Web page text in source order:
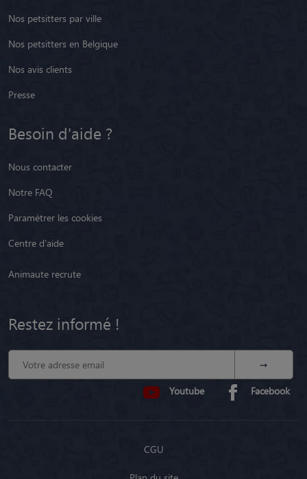
Nos petsitters par ville
Nos petsitters en Belgique
Nos avis clients
Presse
Besoin d'aide ?
Nous contacter
Notre FAQ
Paramétrer les cookies
Centre d'aide
Animaute recrute
Restez informé !
Youtube Facebook
CGU